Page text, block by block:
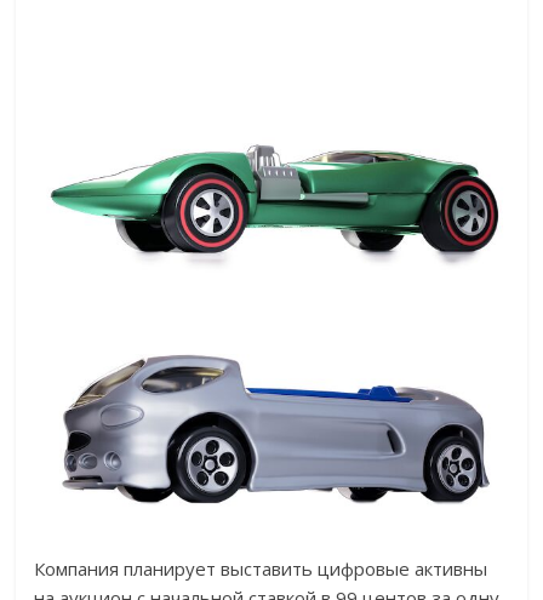
Компания планирует выставить цифровые активны